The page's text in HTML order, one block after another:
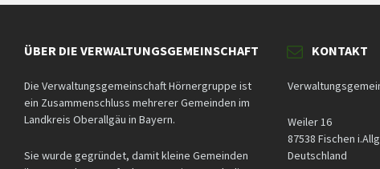
ÜBER DIE VERWALTUNGSGEMEINSCHAFT
Die Verwaltungsgemeinschaft Hörnergruppe ist
ein Zusammenschluss mehrerer Gemeinden im
Landkreis Oberallgäu in Bayern.
Sie wurde gegründet, damit kleine Gemeinden
KONTAKT
Weiler 16
87538 Fischen
Deutschland